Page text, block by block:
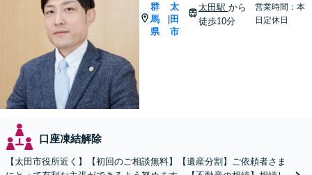
群
馬
県
太
田
市
太田駅 から
徒歩10分
営業時間：本
日定休日
口座凍結解除
【太田市役所近く】【初回のご相談無料】【遺産分割】ご依頼者さま